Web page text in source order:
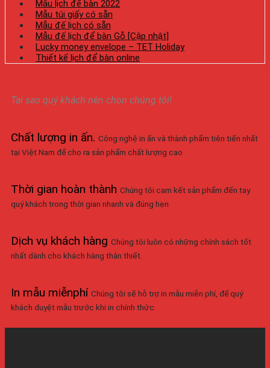
Mẫu lịch để bàn 2022
Mẫu túi giấy có sẵn
Mẫu đế lịch có sẵn
Mẫu đế lịch để bàn Gỗ [Cập nhật]
Lucky money envelope – TET Holiday
Thiết kế lịch để bàn online
Tại sao quý khách nên chọn chúng tôi!
Chất lượng in ấn. Công nghệ in ấn và thành phẩm tiên tiến nhất
tại Việt Nam để cho ra sản phẩm chất lượng cao
Thời gian hoàn thành Chúng tôi cam kết sản phẩm đến tay
quý khách trong thời gian nhanh và đúng hẹn
Dịch vụ khách hàng Chúng tôi luôn có những chính sách tốt
nhất dành cho khách hàng thân thiết.
In mẫu miễnphí Chúng tôi sẽ hỗ trợ in mẫu miễn phí, để quý
khách duyệt mẫu trước khi in chính thức.